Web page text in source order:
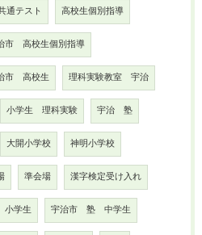
通テスト 高校生個別指導
市 高校生個別指導
市 高校生 理科実験教室 宇治
小学生 理科実験 宇治 塾
大開小学校 神明小学校
準会場 漢字検定受け入れ
学生 宇治市 塾 中学生